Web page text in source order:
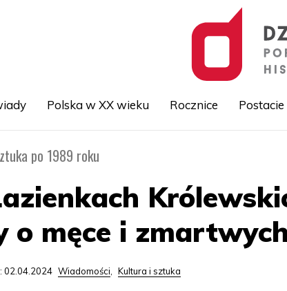
Polska w XX wieku Rocznice Postacie
po 1989 roku
o męce i
02.04.2024 Wiadomości, Kultura i sztuka